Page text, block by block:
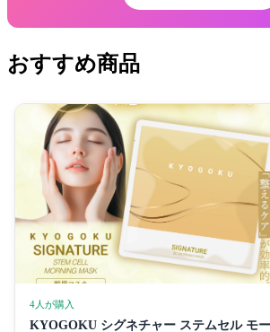
おすすめ商品
4人が購入
KYOGOKU シグネチャー ステムセル モ